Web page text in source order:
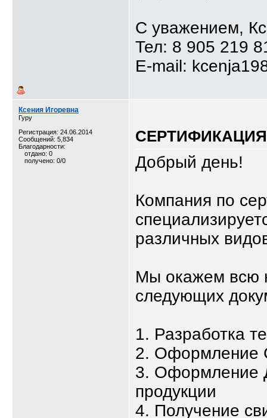
С уважением,
Тел: 8 905 219
E-mail:
Ксения Игоревна
Гуру
Регистрация: 24.06.2014
Сообщений: 5,834
Благодарности:
отдано: 0
получено: 0/0
Добрый день!
Компания по
различных
Мы окажем всю
следующих
1. Разработка
2. Оформление
3. Оформление
продукции
4. Получение